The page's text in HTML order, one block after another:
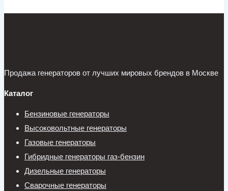
Продажа генераторов от лучших мировых брендов в Москве
Каталог
Бензиновые генераторы
Высоковольтные генераторы
Газовые генераторы
Гибридные генераторы газ-бензин
Дизельные генераторы
Сварочные генераторы